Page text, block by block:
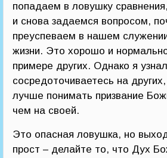
попадаем в ловушку
и снова задаемся вопросом,
преуспеваем в нашем
жизни. Это хорошо и
примере других. Однако я
сосредоточиваетесь на
лучше понимать призвание
чем на своей.
Это опасная ловушка, но
прост – делайте то, что Дух